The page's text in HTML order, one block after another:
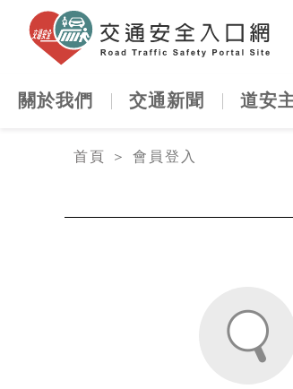
關於我們 交通新聞 道安
首頁
＞ 會員登入